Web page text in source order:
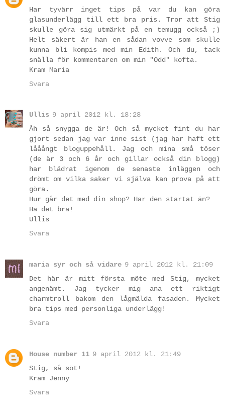
Har tyvärr inget tips på var du kan göra
glasunderlägg till ett bra pris. Tror att Stig
skulle göra sig utmärkt på en temugg också ;)
Helt säkert är han en sådan vovve som skulle
kunna bli kompis med min Edith. Och du, tack
snälla för kommentaren om min "Odd" kofta.
Kram Maria
Svara
Ullis 9 april 2012 kl. 18:28
Åh så snygga de är! Och så mycket fint du har
gjort sedan jag var inne sist (jag har haft ett
lååångt bloguppehåll. Jag och mina små töser
(de är 3 och 6 år och gillar också din blogg)
har blädrat igenom de senaste inläggen och
drömt om vilka saker vi själva kan prova på att
göra.
Hur går det med din shop? Har den startat än?
Ha det bra!
Ullis
Svara
maria syr och så vidare 9 april 2012 kl. 21:09
Det här är mitt första möte med Stig, mycket
angenämt. Jag tycker mig ana ett riktigt
charmtroll bakom den lågmälda fasaden. Mycket
bra tips med personliga underlägg!
Svara
House number 11 9 april 2012 kl. 21:49
Stig, så söt!
Kram Jenny
Svara